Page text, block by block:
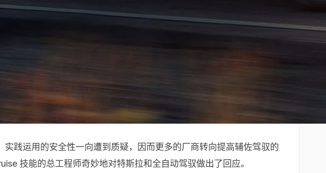
践运用的安全性一向遭到质疑，因而更多的厂商转向提高辅佐驾驭的
技能的总工程师奇妙地对特斯拉和全自动驾驭做出了回应。